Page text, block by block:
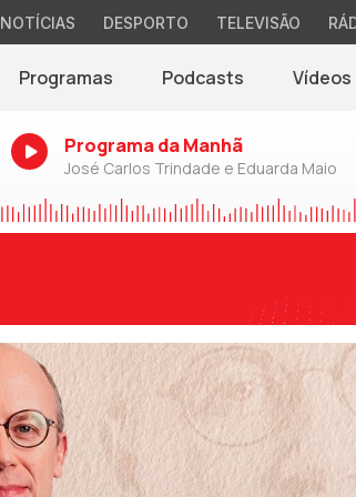
NOTÍCIAS DESPORTO TELEVISÃO
Programas Podcasts Vídeos
Programa da Manhã
José Carlos Trindade e Eduarda Maio